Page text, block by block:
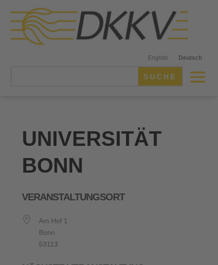
English Deutsch
UNIVERSITÄT
BONN
VERANSTALTUNGSORT
Am Hof 1
Bonn
53113